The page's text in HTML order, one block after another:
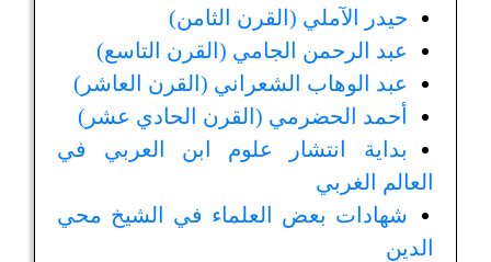
حيدر الآملي (القرن الثامن)
عبد الرحمن الجامي (القرن التاسع)
عبد الوهاب الشعراني (القرن العاشر)
أحمد الحضرمي (القرن الحادي عشر)
بداية انتشار علوم ابن العربي في
العالم الغربي
شهادات بعض العلماء في الشيخ محي
الدين